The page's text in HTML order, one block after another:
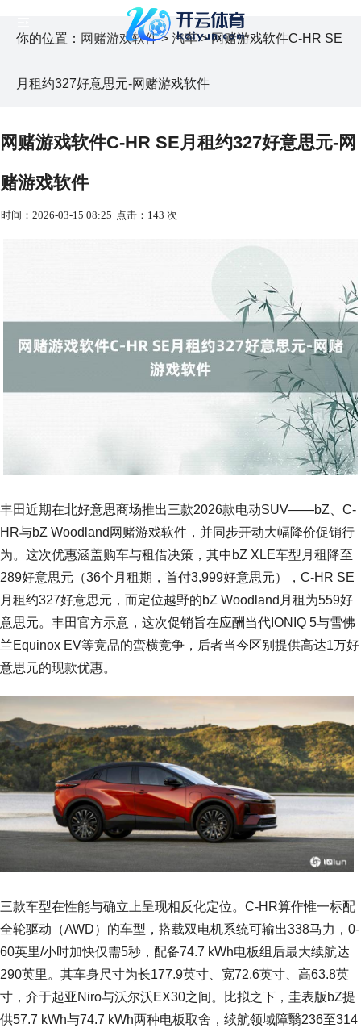
你的位置： 网赌游戏软件> 汽车> 网赌游戏软件C-HR SE
月租约327好意思元-网赌游戏软件
网赌游戏软件C-HR SE月租约327好意思元-网
赌游戏软件
时间：2026-03-15 08:25 点击：143 次
丰田近期在北好意思商场推出三款2026款电动SUV——bZ、C-
HR与bZ Woodland网赌游戏软件，并同步开动大幅降价促销行
为。这次优惠涵盖购车与租借决策，其中bZ XLE车型月租降至
289好意思元（36个月租期，首付3,999好意思元），C-HR SE
月租约327好意思元，而定位越野的bZ Woodland月租为559好
意思元。丰田官方示意，这次促销旨在应酬当代IONIQ 5与雪佛
兰Equinox EV等竞品的蛮横竞争，后者当今区别提供高达1万好
意思元的现款优惠。
三款车型在性能与确立上呈现相反化定位。C-HR算作惟一标配
全轮驱动（AWD）的车型，搭载双电机系统可输出338马力，0-
60英里/小时加快仅需5秒，配备74.7 kWh电板组后最大续航达
290英里。其车身尺寸为长177.9英寸、宽72.6英寸、高63.8英
寸，介于起亚Niro与沃尔沃EX30之间。比拟之下，圭表版bZ提
供57.7 kWh与74.7 kWh两种电板取舍，续航领域障翳236至314